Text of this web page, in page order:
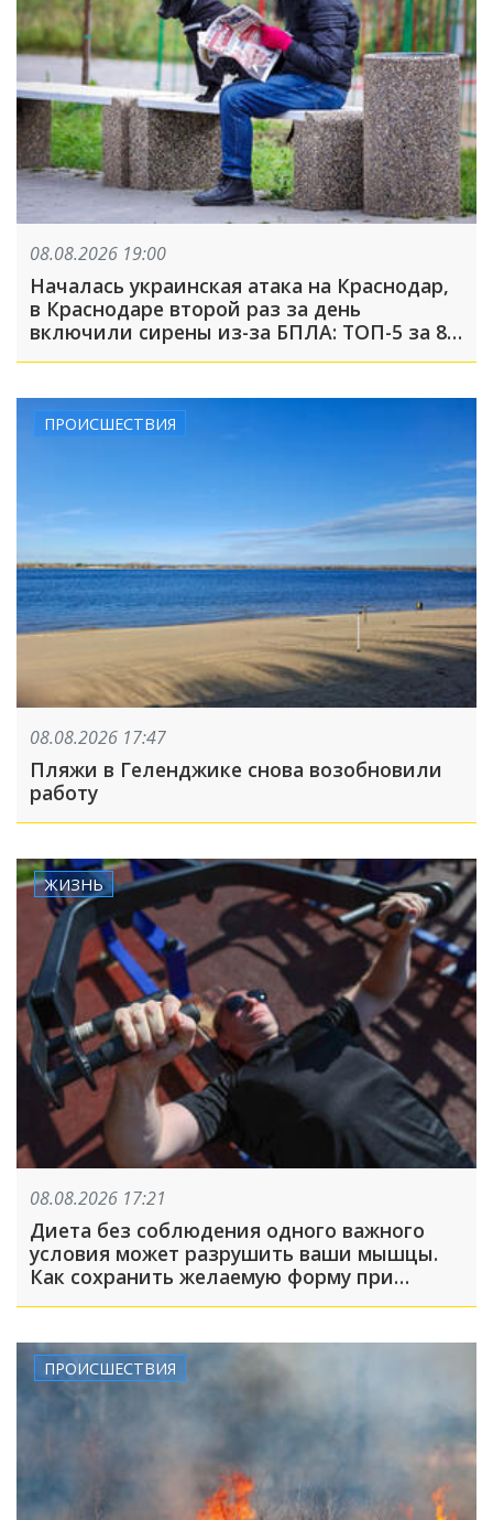
08.08.2026 19:00
Началась украинская атака на Краснодар,
в Краснодаре второй раз за день
включили сирены из-за БПЛА: ТОП-5 за 8
августа
ПРОИСШЕСТВИЯ
08.08.2026 17:47
Пляжи в Геленджике снова возобновили
работу
ЖИЗНЬ
08.08.2026 17:21
Диета без соблюдения одного важного
условия может разрушить ваши мышцы.
Как сохранить желаемую форму при
похудении?
ПРОИСШЕСТВИЯ